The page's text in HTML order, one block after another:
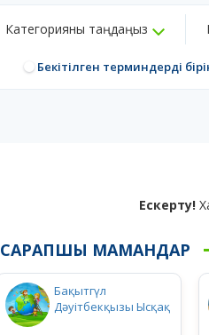
Категорияны таңдаңыз
Бекітілген терминдерді
Ескерту!
САРАПШЫ МАМАНДАР
Бақытгүл
Дәуітбекқызы Ысқақ